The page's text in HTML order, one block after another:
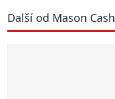
Další od Mason Cash